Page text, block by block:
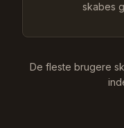
skabes
De fleste brugere